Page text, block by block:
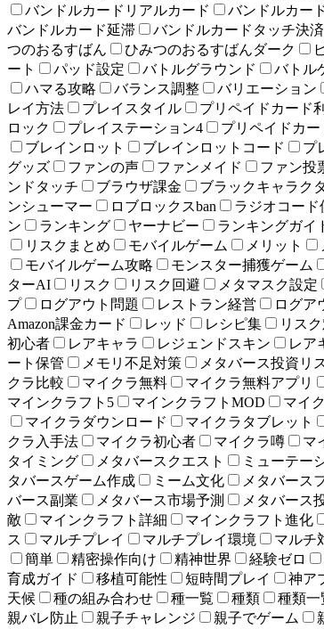
バンドルカードリアルカード
バンドルカー
バンドルカード延滞
バンドルカードタッチ決済
つのおるすばん
ひみつのおるすばんダーク
ート
パッド設定 バトルグラウンド バトル
ハマる攻略
バランス調整 バリエーション
レイ方法
プレイスタイル プリペイドカード
ロック
プレイステーション4 プリペイドカー
ブレインロット
ブレインロットコード プ
グッズ
ファンの声 ファンメイド ファン投
ンドタッチ
ブラウザ課金 ブラックキャラク
ンシューマー
ロブロックスban ラジオコード
ン
ランキング ヤーナビー ランキングガイ
リスクまとめ
モバイルゲーム メリット
モバイルゲーム攻略
モンスター捕獲ゲーム
ターAI
リスク リスク回避 メタマスク設定
プ
ログアウト問題 レストラン経営 ログア
Amazon課金カード
レッド レシピ集 リス
初心者
レアキャラ レジェンドスキン レア
ート保管
メモリ不足対策 メタバース投資リ
クラ比較
マイクラ無料 マイクラ無料アプリ
マインクラフト5
マインクラフトMOD マイ
マイクラダウンロード
マイクラタブレット
クラ入手法
マイクラ初心者 マイクラ噂 マ
タイミング
メタバースクエスト ミューテー
タバースゲーム作成
ミーム文化 メタバース
バース副業
メタバース市場予測 メタバース
敵
マインクラフト詳細 マインクラフト進化
ス
マルチプレイ マルチプレイ環境 マルチ
簡単
精密操作向け 精神世界 経験ゼロ
育成ガイド
移植可能性 短時間プレイ 神ア
天候
種の組み合わせ 種一覧 種類 種類一
親バレ防止
親子チャレンジ 親子でゲーム